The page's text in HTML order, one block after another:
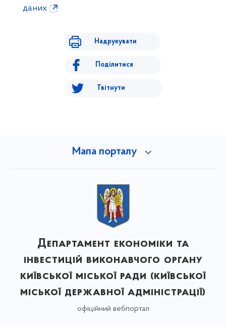
даних
Надрукувати
Поділитися
Твітнути
Мапа порталу
Департамент економіки та
інвестицій виконавчого органу
київської міської ради (київської
міської державної адміністрації)
офіційний вебпортал